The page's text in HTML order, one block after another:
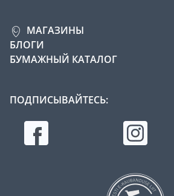
МАГАЗИНЫ
БЛОГИ
БУМАЖНЫЙ КАТАЛОГ
ПОДПИСЫВАЙТЕСЬ: